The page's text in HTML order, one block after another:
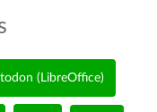
(LibreOffice)